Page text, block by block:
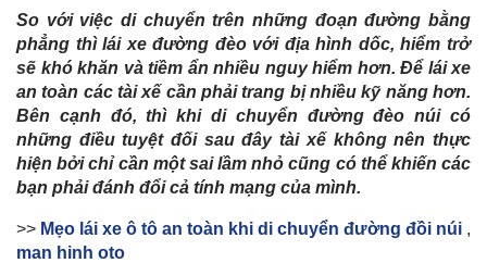
So với việc di chuyển trên những đoạn đường bằng
phẳng thì lái xe đường đèo với địa hình dốc, hiểm trở
sẽ khó khăn và tiềm ẩn nhiều nguy hiểm hơn. Để lái xe
an toàn các tài xế cần phải trang bị nhiều kỹ năng hơn.
Bên cạnh đó, thì khi di chuyển đường đèo núi có
những điều tuyệt đối sau đây tài xế không nên thực
hiện bởi chỉ cần một sai lầm nhỏ cũng có thể khiến các
bạn phải đánh đổi cả tính mạng của mình.
>> Mẹo lái xe ô tô an toàn khi di chuyển đường đồi núi ,
man hinh oto